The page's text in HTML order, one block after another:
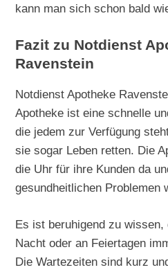
kann man sich schon bald
Fazit zu Notdienst
Ravenstein
Notdienst Apotheke
Apotheke ist eine schnelle
die jedem zur Verfügung
sie sogar Leben retten. Die
die Uhr für ihre Kunden da
gesundheitlichen Problemen
Es ist beruhigend zu
Nacht oder an Feiertagen
Die Wartezeiten sind kurz